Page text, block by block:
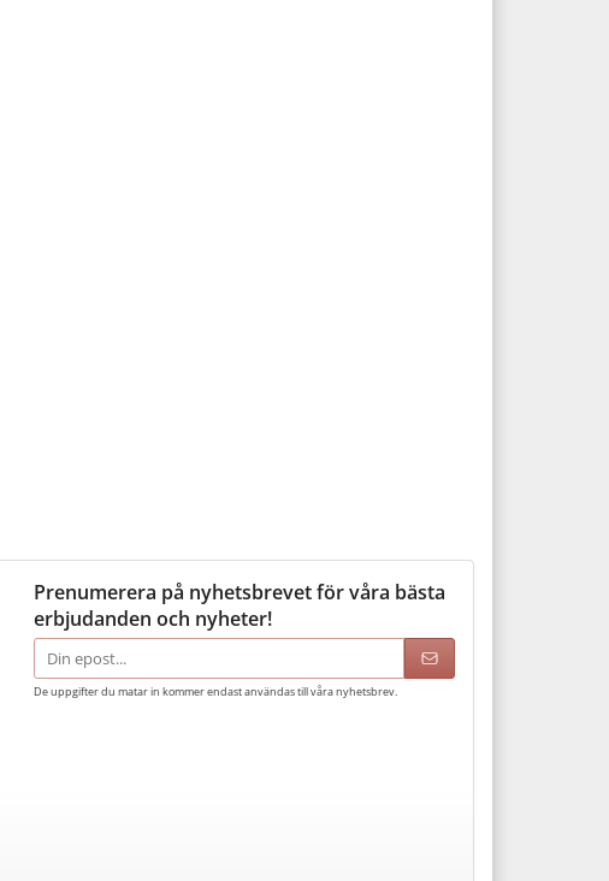
Prenumerera på nyhetsbrevet för våra bästa
erbjudanden och nyheter!
E-
postadress
De uppgifter du matar in kommer endast användas till våra nyhetsbrev.